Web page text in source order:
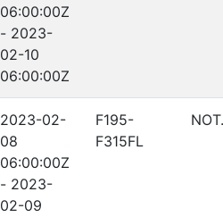
06:00:00Z
- 2023-
02-10
06:00:00Z
2023-02-
08
06:00:00Z
- 2023-
02-09
F195-
F315FL